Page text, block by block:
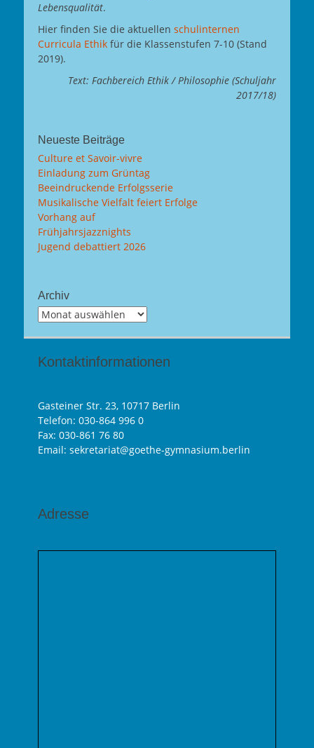
Lebensqualität.
Hier finden Sie die aktuellen schulinternen
Curricula Ethik für die Klassenstufen 7-10 (Stand
2019).
Text: Fachbereich Ethik / Philosophie (Schuljahr
2017/18)
Neueste Beiträge
Culture et Savoir-vivre
Einladung zum Grüntag
Beeindruckende Erfolgsserie
Musikalische Vielfalt feiert Erfolge
Vorhang auf
Frühjahrsjazznights
Jugend debattiert 2026
Archiv
Archiv
Kontaktinformationen
Gasteiner Str. 23, 10717 Berlin
Telefon: 030-864 996 0
Fax: 030-861 76 80
Email: sekretariat@goethe-gymnasium.berlin
Adresse